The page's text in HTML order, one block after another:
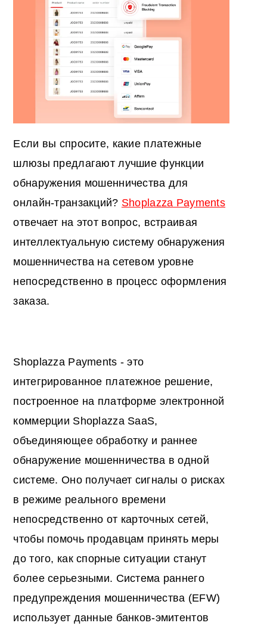
Если вы спросите, какие платежные
шлюзы предлагают лучшие функции
обнаружения мошенничества для
онлайн-транзакций? Shoplazza Payments
отвечает на этот вопрос, встраивая
интеллектуальную систему обнаружения
мошенничества на сетевом уровне
непосредственно в процесс оформления
заказа.
Shoplazza Payments - это
интегрированное платежное решение,
построенное на платформе электронной
коммерции Shoplazza SaaS,
объединяющее обработку и раннее
обнаружение мошенничества в одной
системе. Оно получает сигналы о рисках
в режиме реального времени
непосредственно от карточных сетей,
чтобы помочь продавцам принять меры
до того, как спорные ситуации станут
более серьезными. Система раннего
предупреждения мошенничества (EFW)
использует данные банков-эмитентов